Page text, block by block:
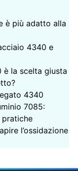
è più adatto alla
4340 e
è la scelta giusta
4340‌
7085:
l’ossidazione